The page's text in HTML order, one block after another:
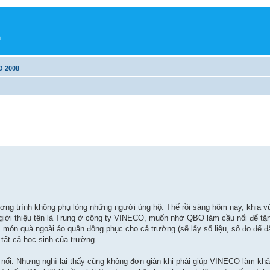
2008
trình không phụ lòng những người ủng hộ. Thế rồi sáng hôm nay, khia
thiệu tên là Trung ở công ty VINECO, muốn nhờ QBO làm cầu nối để
quà ngoài áo quần đồng phục cho cả trường (sẽ lấy số liệu, số đo để
cả học sinh của trường.
Nhưng nghĩ lại thấy cũng không đơn giản khi phải giúp VINECO làm